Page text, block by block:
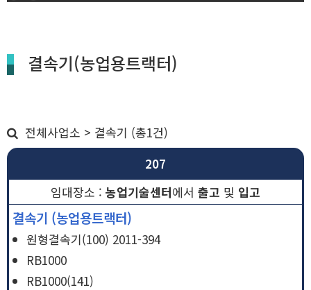
결속기(농업용트랙터)
전체사업소 > 결속기 (총1건)
207
농업기술센터에서 출고 및 입고
결속기 (농업용트랙터)
원형결속기(100) 2011-394
RB1000
RB1000(141)